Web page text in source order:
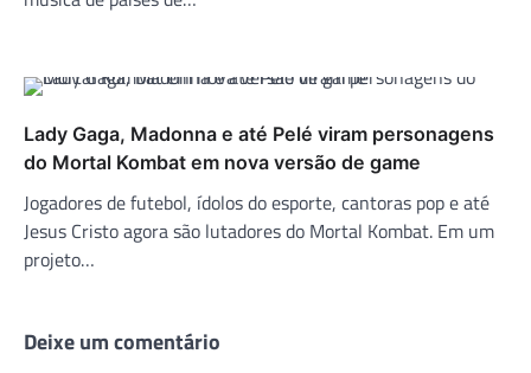
Lady Gaga, Madonna e até Pelé viram personagens
do Mortal Kombat em nova versão de game
Jogadores de futebol, ídolos do esporte, cantoras pop e até
Jesus Cristo agora são lutadores do Mortal Kombat. Em um
projeto…
Deixe um comentário